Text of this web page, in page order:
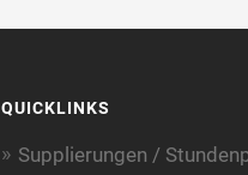
QUICKLINKS
Supplierungen /